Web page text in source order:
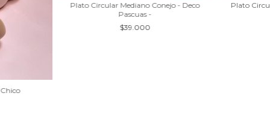
Plato Circular Mediano Conejo - Deco
Pascuas -
$39.000
Plato